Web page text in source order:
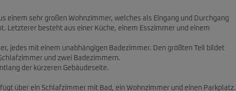
einem sehr großen Wohnzimmer, welches als Eingang und Durchgang
Letzterer besteht aus einer Küche, einem Esszimmer und einem
jedes mit einem unabhängigen Badezimmer. Den größten Teil bildet
und zwei Badezimmern.
der kürzeren Gebäudeseite.
über ein Schlafzimmer mit Bad, ein Wohnzimmer und einen Parkplatz.